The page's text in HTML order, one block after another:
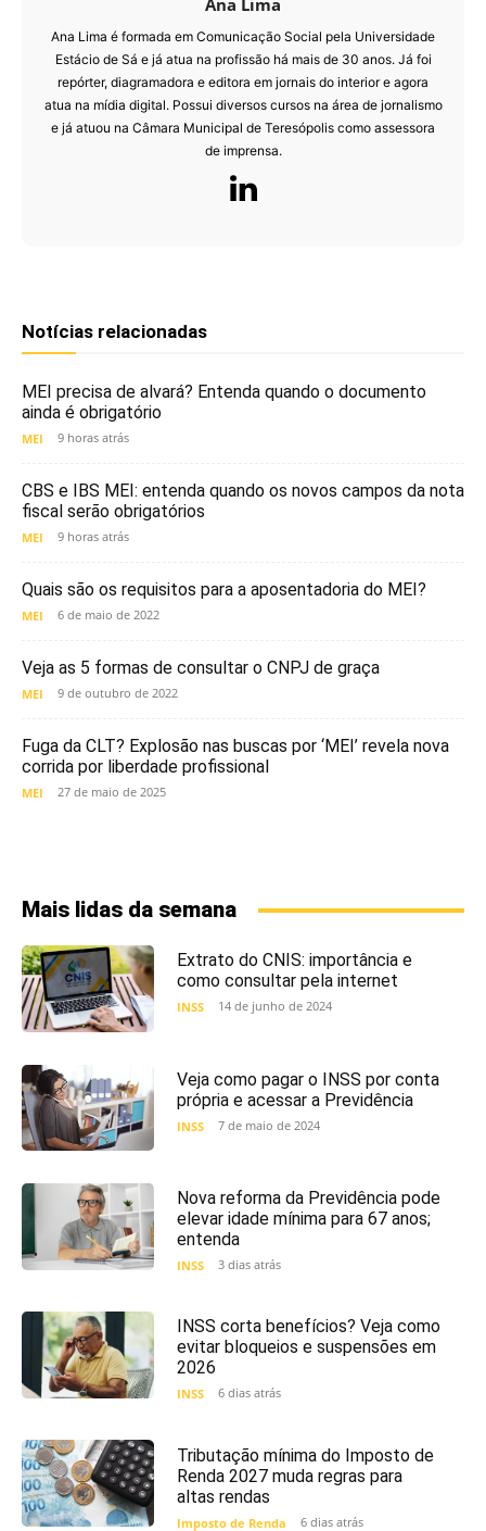
Ana Lima
Ana Lima é formada em Comunicação Social pela Universidade
Estácio de Sá e já atua na profissão há mais de 30 anos. Já foi
repórter, diagramadora e editora em jornais do interior e agora
atua na mídia digital. Possui diversos cursos na área de jornalismo
e já atuou na Câmara Municipal de Teresópolis como assessora
de imprensa.
Notícias relacionadas
MEI precisa de alvará? Entenda quando o documento
ainda é obrigatório
MEI 9 horas atrás
CBS e IBS MEI: entenda quando os novos campos da nota
fiscal serão obrigatórios
MEI 9 horas atrás
Quais são os requisitos para a aposentadoria do MEI?
MEI 6 de maio de 2022
Veja as 5 formas de consultar o CNPJ de graça
MEI 9 de outubro de 2022
Fuga da CLT? Explosão nas buscas por ‘MEI’ revela nova
corrida por liberdade profissional
MEI 27 de maio de 2025
Mais lidas da semana
Extrato do CNIS: importância e
como consultar pela internet
INSS 14 de junho de 2024
Veja como pagar o INSS por conta
própria e acessar a Previdência
INSS 7 de maio de 2024
Nova reforma da Previdência pode
elevar idade mínima para 67 anos;
entenda
INSS 3 dias atrás
INSS corta benefícios? Veja como
evitar bloqueios e suspensões em
2026
INSS 6 dias atrás
Tributação mínima do Imposto de
Renda 2027 muda regras para
altas rendas
Imposto de Renda 6 dias atrás